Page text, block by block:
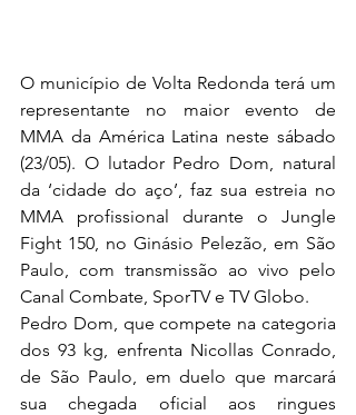
O município de Volta Redonda terá um
representante no maior evento de
MMA da América Latina neste sábado
(23/05). O lutador Pedro Dom, natural
da ‘cidade do aço’, faz sua estreia no
MMA profissional durante o Jungle
Fight 150, no Ginásio Pelezão, em São
Paulo, com transmissão ao vivo pelo
Canal Combate, SporTV e TV Globo.
Pedro Dom, que compete na categoria
dos 93 kg, enfrenta Nicollas Conrado,
de São Paulo, em duelo que marcará
sua chegada oficial aos ringues